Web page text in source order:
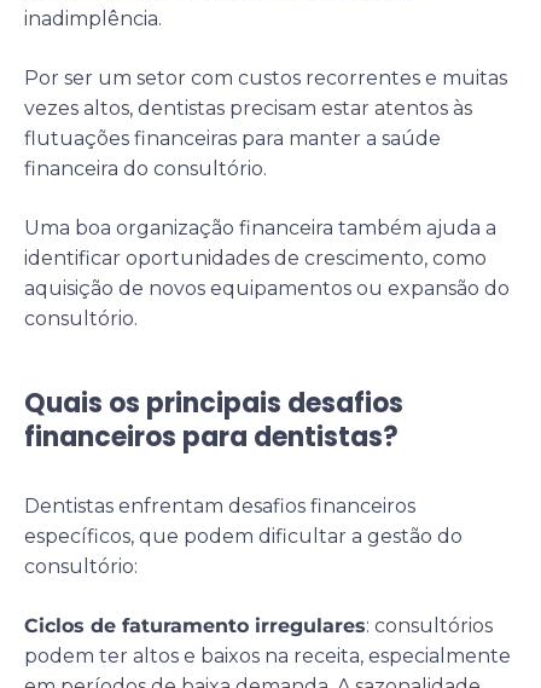
inadimplência.
Por ser um setor com custos recorrentes e muitas
vezes altos, dentistas precisam estar atentos às
flutuações financeiras para manter a saúde
financeira do consultório.
Uma boa organização financeira também ajuda a
identificar oportunidades de crescimento, como
aquisição de novos equipamentos ou expansão do
consultório.
Quais os principais desafios
financeiros para dentistas?
Dentistas enfrentam desafios financeiros
específicos, que podem dificultar a gestão do
consultório:
Ciclos de faturamento irregulares: consultórios
podem ter altos e baixos na receita, especialmente